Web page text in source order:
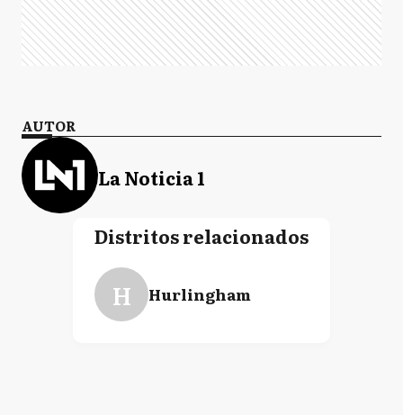
AUTOR
La Noticia 1
Distritos relacionados
H Hurlingham